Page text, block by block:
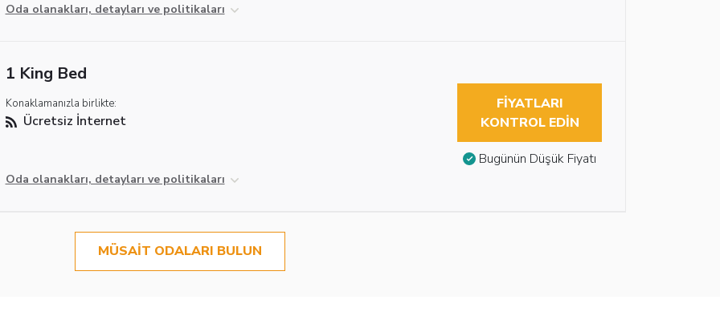
Oda olanakları, detayları ve politikaları
1 King Bed
Konaklamanızla birlikte:
Ücretsiz İnternet
Oda olanakları, detayları ve politikaları
FIYATLARI
KONTROL EDIN
Bugünün Düşük Fiyatı
MÜSAIT ODALARI BULUN